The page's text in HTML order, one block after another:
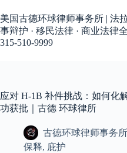
美国古德环球律师事务所 | 法
事辩护 · 移民法律 · 商业法律
315-510-9999
应对 H-1B 补件挑战：如何化
功获批｜古德 环球律所
古德环球律师事务所
保释, 庇护